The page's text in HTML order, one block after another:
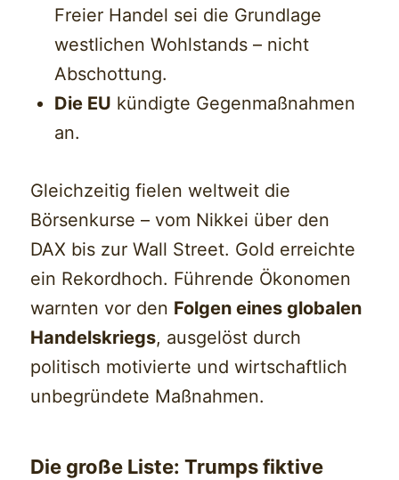
Freier Handel sei die Grundlage
westlichen Wohlstands – nicht
Abschottung.
Die EU kündigte Gegenmaßnahmen
an.
Gleichzeitig fielen weltweit die
Börsenkurse – vom Nikkei über den
DAX bis zur Wall Street. Gold erreichte
ein Rekordhoch. Führende Ökonomen
warnten vor den Folgen eines globalen
Handelskriegs, ausgelöst durch
politisch motivierte und wirtschaftlich
unbegründete Maßnahmen.
Die große Liste: Trumps fiktive